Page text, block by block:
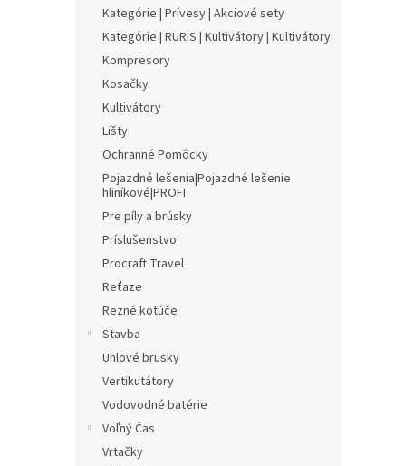
Kategórie | Prívesy | Akciové sety
Kategórie | RURIS | Kultivátory | Kultivátory
Kompresory
Kosačky
Kultivátory
Lišty
Ochranné Pomôcky
Pojazdné lešenia|Pojazdné lešenie
hliníkové|PROFI
Pre píly a brúsky
Príslušenstvo
Procraft Travel
Reťaze
Rezné kotúče
Stavba
Uhlové brusky
Vertikutátory
Vodovodné batérie
Voľný Čas
Vrtačky